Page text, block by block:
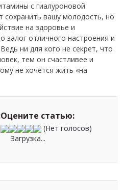
с гиалуроновой
сохранить вашу молодость, но
на здоровье и
залог отличного настроения и
ни для кого не секрет, что
тем он счастливее и
не хочется жить «на
Оцените статью:
(Нет голосов)
Загрузка...